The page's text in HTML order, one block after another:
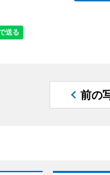
前の